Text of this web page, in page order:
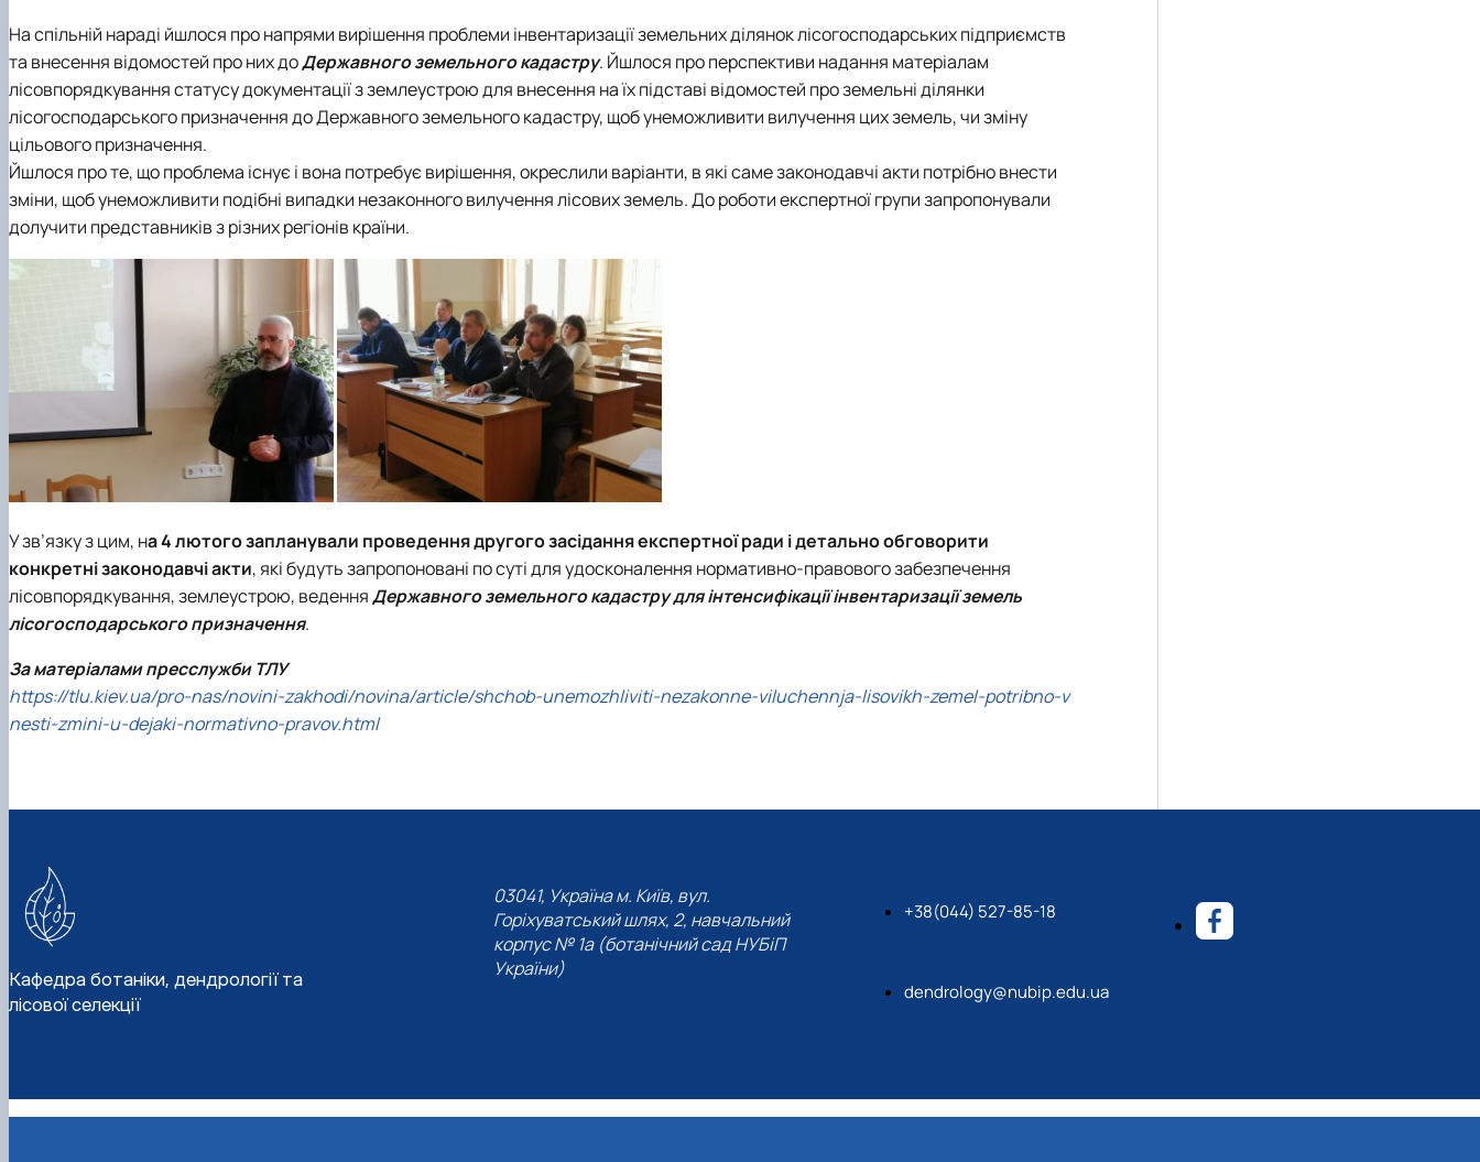
На спільній нараді йшлося про напрями вирішення проблеми інвентаризації земельних ділянок лісогосподарських підприємств
та внесення відомостей про них доДержавного земельного кадастру. Йшлося про перспективи надання матеріалам
лісовпорядкування статусу документації з землеустрою для внесення на їх підставі відомостей про земельні ділянки
лісогосподарського призначення до Державного земельного кадастру, щоб унеможливити вилучення цих земель, чи зміну
цільового призначення.
Йшлося про те, що проблема існує і вона потребує вирішення, окреслили варіанти, в які саме законодавчі акти потрібно внести
зміни, щоб унеможливити подібні випадки незаконного вилучення лісових земель. До роботи експертної групи запропонували
долучити представників з різних регіонів країни.
У зв’язку з цим, на 4 лютого запланували проведення другого засідання експертної ради і детально обговорити
конкретні законодавчі акти, які будуть запропоновані по суті для удосконалення нормативно-правового забезпечення
лісовпорядкування, землеустрою, веденняДержавного земельного кадастру для інтенсифікації інвентаризації земель
лісогосподарського призначення.
За матеріалами пресслужби ТЛУ
https://tlu.kiev.ua/pro-nas/novini-zakhodi/novina/article/shchob-unemozhliviti-nezakonne-viluchennja-lisovikh-zemel-potribno-v
nesti-zmini-u-dejaki-normativno-pravov.html
Кафедра ботаніки, дендрології та
лісової селекції
03041, Україна м. Київ, вул.
Горіхуватський шлях, 2, навчальний
корпус № 1а (ботанічний сад НУБіП
України)
+38(044) 527-85-18
dendrology@nubip.edu.ua